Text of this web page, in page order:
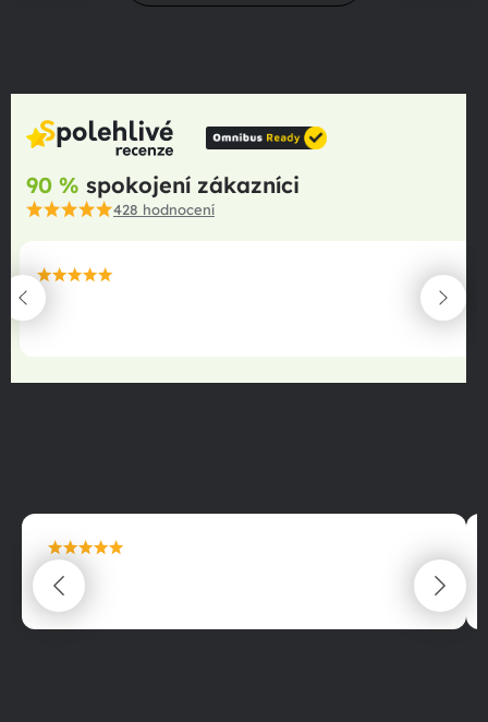
90 % spokojení zákazníci
428 hodnocení
maximální spokojenost
22.06.2025
maximální spokojenost
22.06.2025